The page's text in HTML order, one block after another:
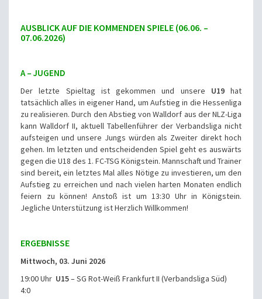
AUSBLICK AUF DIE KOMMENDEN SPIELE (06.06. –
07.06.2026)
A – JUGEND
Der letzte Spieltag ist gekommen und unsere U19hat
tatsächlich alles in eigener Hand, um Aufstieg in die Hessenliga
zu realisieren. Durch den Abstieg von Walldorf aus der NLZ-Liga
kann Walldorf II, aktuell Tabellenführer der Verbandsliga nicht
aufsteigen und unsere Jungs würden als Zweiter direkt hoch
gehen. Im letzten und entscheidenden Spiel geht es auswärts
gegen die U18 des 1. FC-TSG Königstein. Mannschaft und Trainer
sind bereit, ein letztes Mal alles Nötige zu investieren, um den
Aufstieg zu erreichen und nach vielen harten Monaten endlich
feiern zu können! Anstoß ist um 13:30 Uhr in Königstein.
Jegliche Unterstützung ist Herzlich Willkommen!
ERGEBNISSE
Mittwoch, 03. Juni 2026
19:00 Uhr U15– SG Rot-Weiß Frankfurt II (Verbandsliga Süd)
4:0